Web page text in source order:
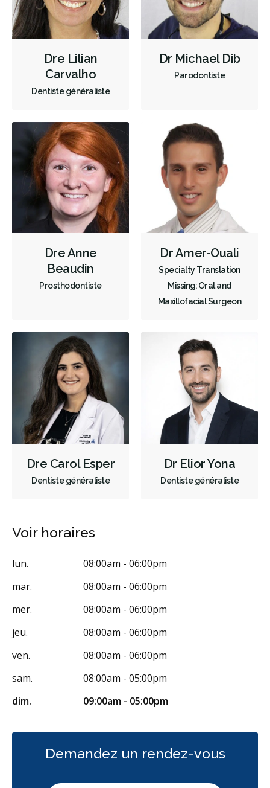
Dre Lilian
Carvalho
Dentiste généraliste
Dr Michael Dib
Parodontiste
Dre Anne
Beaudin
Prosthodontiste
Dr Amer-Ouali
Specialty Translation
Missing: Oral and
Maxillofacial Surgeon
Dre Carol Esper
Dentiste généraliste
Dr Elior Yona
Dentiste généraliste
Voir horaires
lun.
08:00am - 06:00pm
mar.
08:00am - 06:00pm
mer.
08:00am - 06:00pm
jeu.
08:00am - 06:00pm
ven.
08:00am - 06:00pm
sam.
08:00am - 05:00pm
dim.
09:00am - 05:00pm
Demandez un rendez-vous